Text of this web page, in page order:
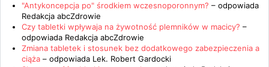
"Antykoncepcja po" środkiem wczesnoporonnym? – odpowiada
Redakcja abcZdrowie
Czy tabletki wpływaja na żywotność plemników w macicy? –
odpowiada Redakcja abcZdrowie
Zmiana tabletek i stosunek bez dodatkowego zabezpieczenia a
ciąża – odpowiada Lek. Robert Gardocki